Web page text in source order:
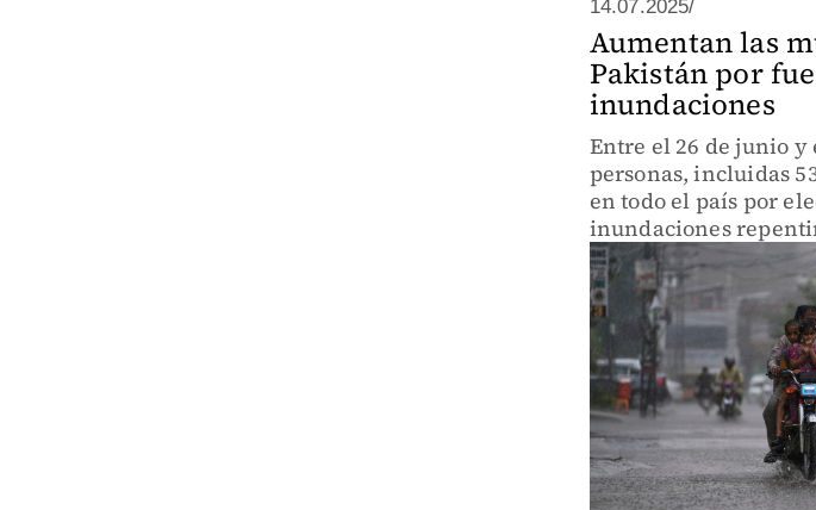
14.07.2025/
Aumentan las
Pakistán por
inundaciones
Entre el 26 de junio y
personas, incluidas
en todo el país por
inundaciones